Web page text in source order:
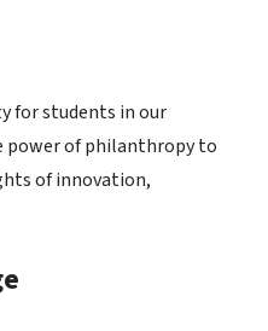
for students in our
power of philanthropy to
of innovation,